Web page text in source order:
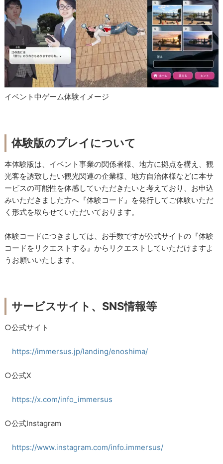
イベント中ゲーム体験イメージ
体験版のプレイについて
本体験版は、イベント事業の関係者様、地方に拠点を構え、観
光客を誘致したい観光関連の企業様、地方自治体様などに本サ
ービスの可能性を体感していただきたいと考えており、お申込
みいただきました方へ『体験コード』を発行してご体験いただ
く形式を取らせていただいております。
体験コードにつきましては、お手数ですが公式サイトの『体験
コードをリクエストする』からリクエストしていただけますよ
うお願いいたします。
サービスサイト、SNS情報等
○公式サイト
https://immersus.jp/landing/enoshima/
○公式X
https://x.com/info_immersus
○公式Instagram
https://www.instagram.com/info.immersus/